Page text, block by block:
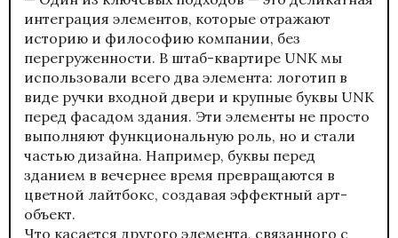
интеграция элементов, которые отражают
историю и философию компании, без
перегруженности. В штаб-квартире UNK мы
использовали всего два элемента: логотип в
виде ручки входной двери и крупные буквы UNK
перед фасадом здания. Эти элементы не просто
выполняют функциональную роль, но и стали
частью дизайна. Например, буквы перед
зданием в вечернее время превращаются в
цветной лайтбокс, создавая эффектный арт-
объект.
Что касается другого элемента, связанного с